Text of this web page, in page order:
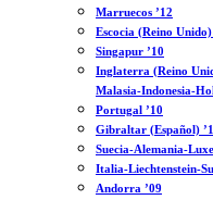
Marruecos ’12
Escocia (Reino Unido)
Singapur ’10
Inglaterra (Reino
Malasia-Indonesia-
Portugal ’10
Gibraltar (Español)
Suecia-Alemania-
Italia-Liechtenstein-
Andorra ’09